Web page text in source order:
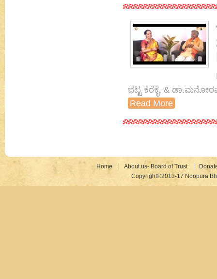
ಭಟ್ಟ ಕೆರೆಕೈ, &
Read More
Home About us- Board of Trust
Copyright©2013-17 Noopura